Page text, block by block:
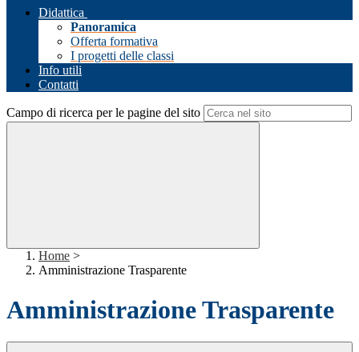
Didattica
Panoramica
Offerta formativa
I progetti delle classi
Info utili
Contatti
Campo di ricerca per le pagine del sito
Home >
Amministrazione Trasparente
Amministrazione Trasparente